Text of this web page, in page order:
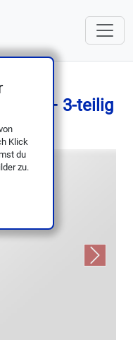
Klick
du
zu.
Set – 3-teilig
Next